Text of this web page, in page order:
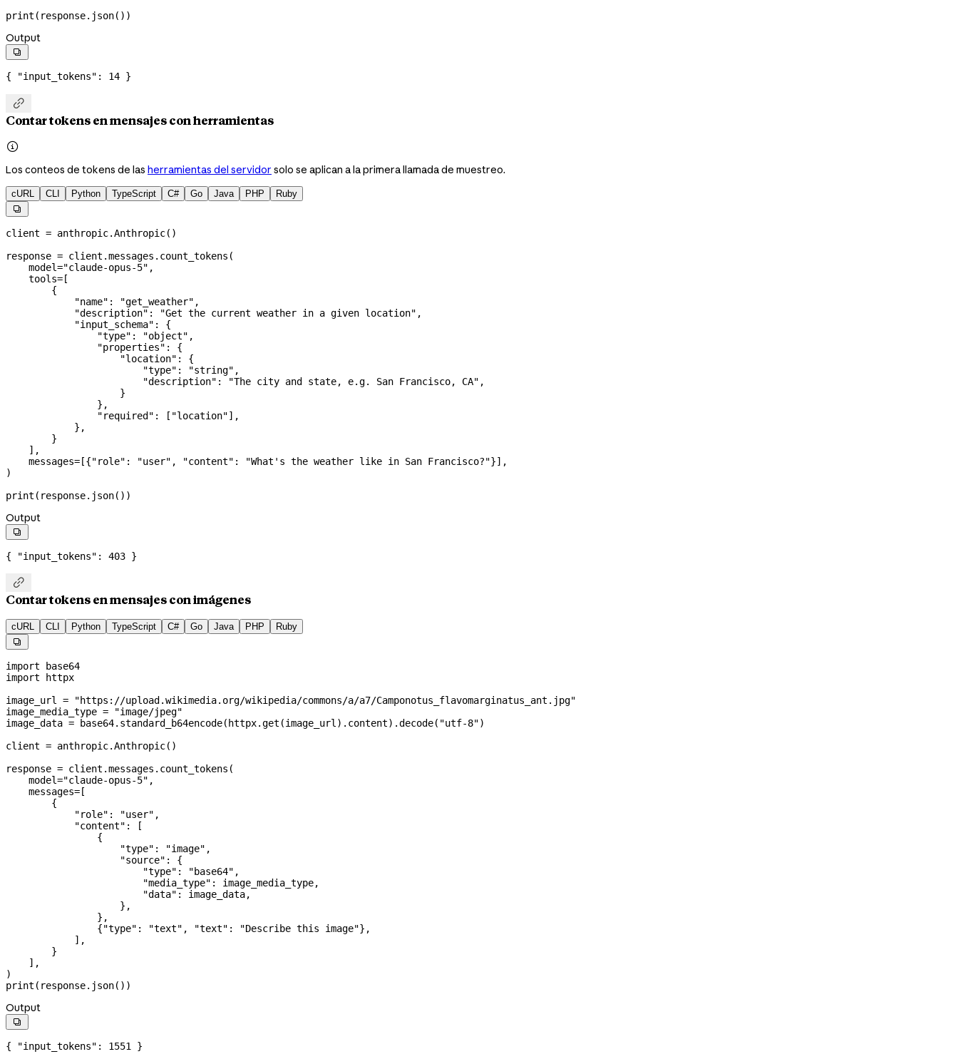
print (response.json())
Output

{ "input_tokens" : 14 }

Contar tokens en mensajes con herramientas

Los conteos de tokens de las herramientas del servidor solo se aplican a la primera llamada de muestreo.
cURL CLI Python TypeScript C# Go Java PHP Ruby

client = anthropic.Anthropic()
response = client.messages.count_tokens(
    model
="claude-opus-5" ,
    tools
= [
        {
            "name"
: "get_weather" ,
            "description"
: "Get the current weather in a given location" ,
            "input_schema"
: {
                "type"
: "object" ,
                "properties"
: {
                    "location"
: {
                        "type"
: "string" ,
                        "description"
: "The city and state, e.g. San Francisco, CA" ,
                    }
                },
                "required"
: [ "location"],
            },
        }
    ],
    messages
= [{"role" : "user" , "content" : "What's the weather like in San Francisco?"}],
)
print (response.json())
Output

{ "input_tokens" : 403 }

Contar tokens en mensajes con imágenes
cURL CLI Python TypeScript C# Go Java PHP Ruby

import base64
import httpx
image_url = "https://upload.wikimedia.org/wikipedia/commons/a/a7/Camponotus_flavomarginatus_ant.jpg"
image_media_type = "image/jpeg"
image_data = base64.standard_b64encode(httpx.get(image_url).content).decode( "utf-8")
client = anthropic.Anthropic()
response = client.messages.count_tokens(
    model
="claude-opus-5" ,
    messages
= [
        {
            "role"
: "user" ,
            "content"
: [
                {
                    "type"
: "image" ,
                    "source"
: {
                        "type"
: "base64" ,
                        "media_type"
: image_media_type,
                        "data"
: image_data,
                    },
                },
                {
"type" : "text" , "text" : "Describe this image"},
            ],
        }
    ],
)
print (response.json())
Output

{ "input_tokens" : 1551 }